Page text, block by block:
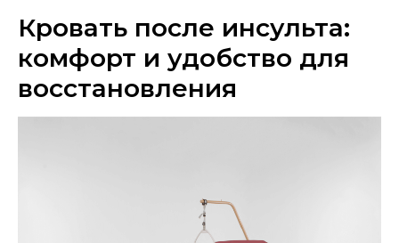
Кровать после инсульта:
комфорт и удобство для
восстановления